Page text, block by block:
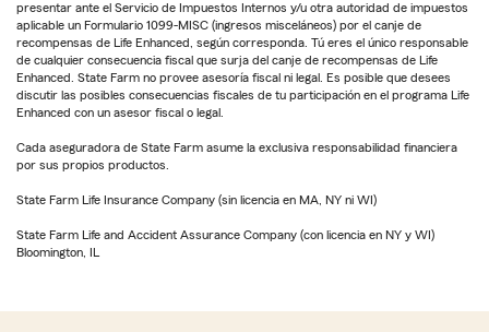
presentar ante el Servicio de Impuestos Internos y/u otra autoridad de impuestos
aplicable un Formulario 1099-MISC (ingresos misceláneos) por el canje de
recompensas de Life Enhanced, según corresponda. Tú eres el único responsable
de cualquier consecuencia fiscal que surja del canje de recompensas de Life
Enhanced. State Farm no provee asesoría fiscal ni legal. Es posible que desees
discutir las posibles consecuencias fiscales de tu participación en el programa Life
Enhanced con un asesor fiscal o legal.
Cada aseguradora de State Farm asume la exclusiva responsabilidad financiera
por sus propios productos.
State Farm Life Insurance Company (sin licencia en MA, NY ni WI)
State Farm Life and Accident Assurance Company (con licencia en NY y WI)
Bloomington, IL